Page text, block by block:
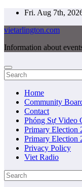
Skip
content
Fri. Aug 7th,
vietarlington.com
Information about
Home
Community
Contact
Phóng Sự Video
Primary Election
Primary Election
Privacy Policy
Viet Radio